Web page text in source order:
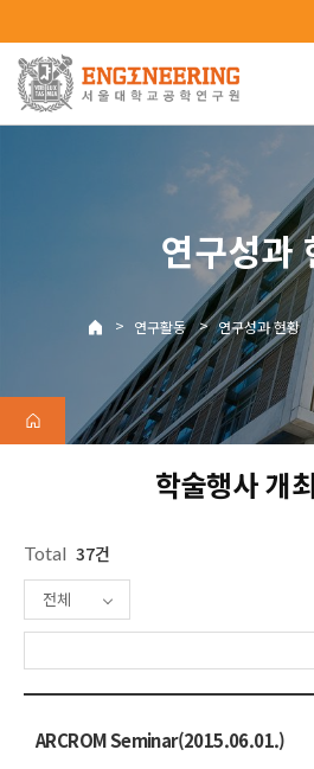
로
메
연구성과
> 연구활동 > 연구성과 현황
학술행사 개
Total 37건
전체
ARCROM Seminar(2015.06.01.)